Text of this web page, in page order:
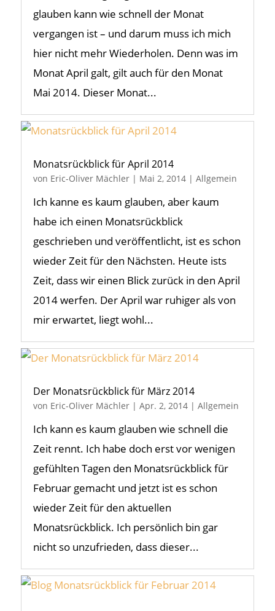
glauben kann wie schnell der Monat
vergangen ist – und darum muss ich mich
hier nicht mehr Wiederholen. Denn was im
Monat April galt, gilt auch für den Monat
Mai 2014. Dieser Monat...
Monatsrückblick für April 2014
von Eric-Oliver Mächler| Mai 2, 2014| Allgemein
Ich kanne es kaum glauben, aber kaum
habe ich einen Monatsrückblick
geschrieben und veröffentlicht, ist es schon
wieder Zeit für den Nächsten. Heute ists
Zeit, dass wir einen Blick zurück in den April
2014 werfen. Der April war ruhiger als von
mir erwartet, liegt wohl...
Der Monatsrückblick für März 2014
von Eric-Oliver Mächler| Apr. 2, 2014| Allgemein
Ich kann es kaum glauben wie schnell die
Zeit rennt. Ich habe doch erst vor wenigen
gefühlten Tagen den Monatsrückblick für
Februar gemacht und jetzt ist es schon
wieder Zeit für den aktuellen
Monatsrückblick. Ich persönlich bin gar
nicht so unzufrieden, dass dieser...